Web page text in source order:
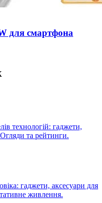
для смартфона
технологій: гаджети,
та рейтинги.
гаджети, аксесуари для
живлення.